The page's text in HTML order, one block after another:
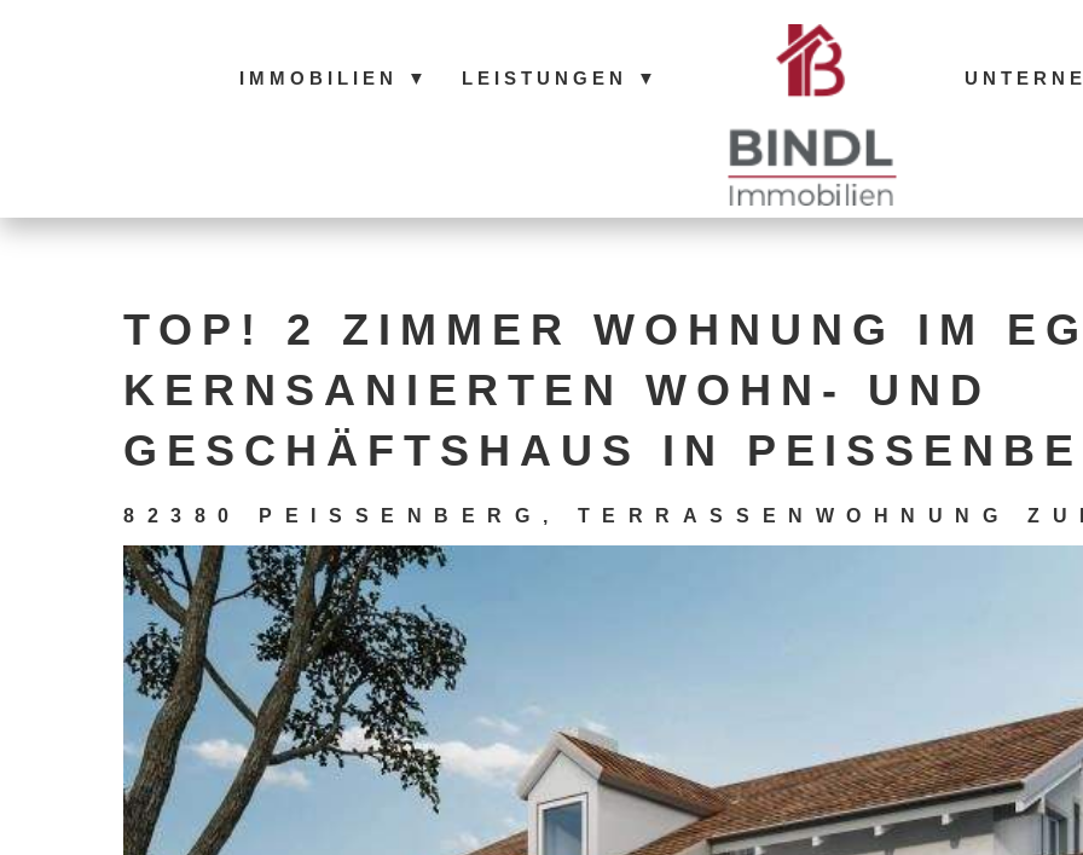
IMMOBILIEN ▼ LEISTUNGEN ▼
TOP! 2 ZIMMER WOHNUNG IM
KERNSANIERTEN WOHN- UND
GESCHÄFTSHAUS IN
82380 PEISSENBERG, TERRASSENWOHNUNG